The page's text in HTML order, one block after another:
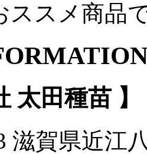
スメ商品
太田種苗 】
滋賀県近江